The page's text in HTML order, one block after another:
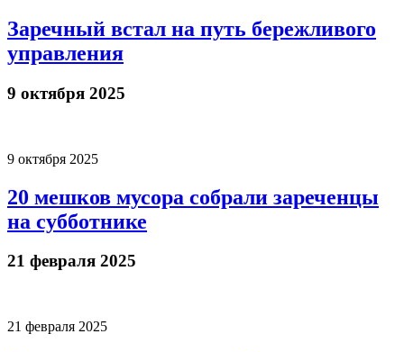
Заречный встал на путь бережливого
управления
9 октября 2025
9 октября 2025
20 мешков мусора собрали зареченцы
на субботнике
21 февраля 2025
21 февраля 2025